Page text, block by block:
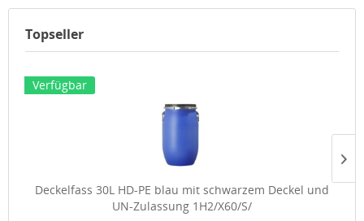
Topseller
Verfügbar
Deckelfass 30L HD-PE blau mit schwarzem Deckel und
UN-Zulassung 1H2/X60/S/